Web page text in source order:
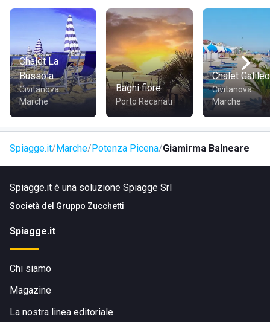
Giuliano e la Basilica della Misericordia.
Chalet La
Bussola
Civitanova
Marche
Bagni fiore
Porto Recanati
Chalet Galileo
Civitanova
Marche
Spiagge.it Marche Potenza Picena Giamirma Balneare
Spiagge.it è una soluzione Spiagge Srl
Società del Gruppo Zucchetti
Spiagge.it
Chi siamo
Magazine
La nostra linea editoriale